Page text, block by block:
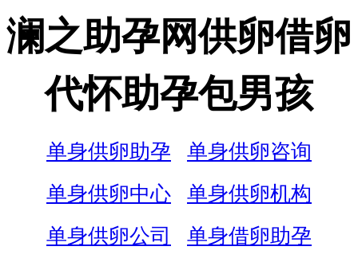
澜之助孕网供卵借卵
代怀助孕包男孩
单身供卵助孕
单身供卵咨询
单身供卵中心
单身供卵机构
单身供卵公司
单身借卵助孕